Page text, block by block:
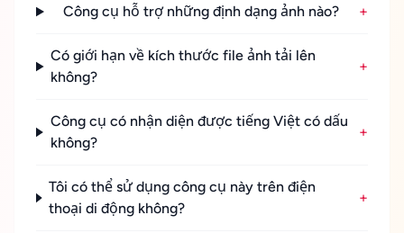
Công cụ hỗ trợ những định dạng ảnh nào? +
Có giới hạn về kích thước file ảnh tải lên
không?
+
Công cụ có nhận diện được tiếng Việt có dấu
không?
+
Tôi có thể sử dụng công cụ này trên điện
thoại di động không?
+